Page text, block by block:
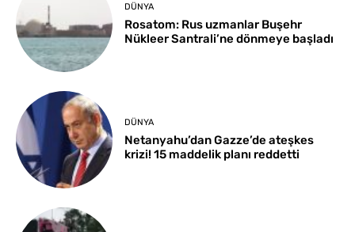
DÜNYA
Rosatom: Rus uzmanlar Buşehr
Nükleer Santrali’ne dönmeye başladı
DÜNYA
Netanyahu’dan Gazze’de ateşkes
krizi! 15 maddelik planı reddetti